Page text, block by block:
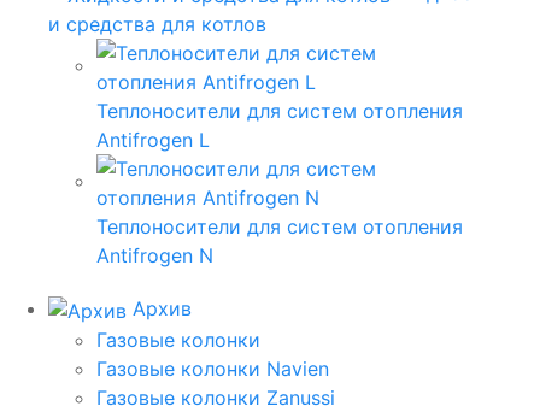
и средства для котлов
Теплоносители для систем отопления
Antifrogen L
Теплоносители для систем отопления
Antifrogen N
Архив
Газовые колонки
Газовые колонки Navien
Газовые колонки Zanussi